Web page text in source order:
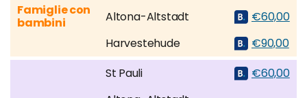
Famiglie con
bambini
Altona-Altstadt
€60,00
Harvestehude
€90,00
St Pauli
€60,00